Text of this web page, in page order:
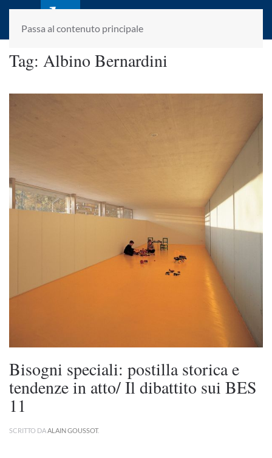
Passa al contenuto principale
laletteraturaenoi.it
fondato da Romano Luperini
Tag: Albino Bernardini
Bisogni speciali: postilla storica e
tendenze in atto/ Il dibattito sui BES
11
SCRITTO DAALAIN GOUSSOT.